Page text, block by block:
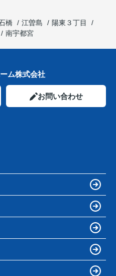
橋 江曽島
陽東３丁目
南宇都宮
ム株式会社
お問い合わせ